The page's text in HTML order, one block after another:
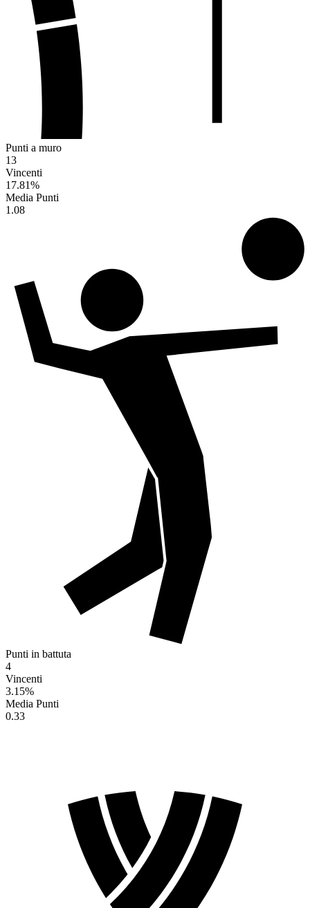
Punti a muro
13
Vincenti
17.81%
Media Punti
1.08
Punti in battuta
4
Vincenti
3.15%
Media Punti
0.33